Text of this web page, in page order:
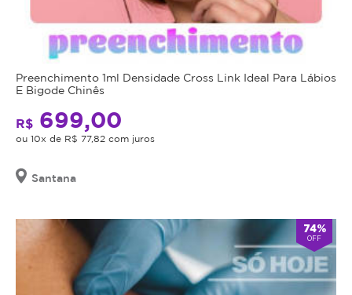
Preenchimento 1ml Densidade Cross Link Ideal Para Lábios
E Bigode Chinês
R$ 699,00
ou 10x de R$ 77,82 com juros
Santana
74%
OFF